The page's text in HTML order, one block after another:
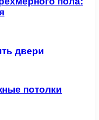
двери
потолки